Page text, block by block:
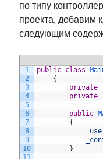
по типу
проекта, добавим
следующим
1
2
3
4
5
6
7
8
9
10
public class
{
private
private
public
{
}